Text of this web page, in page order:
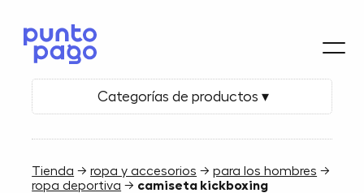
Categorías de productos ▾
Tienda →ropa y accesorios →para los hombres →
ropa deportiva → camiseta kickboxing